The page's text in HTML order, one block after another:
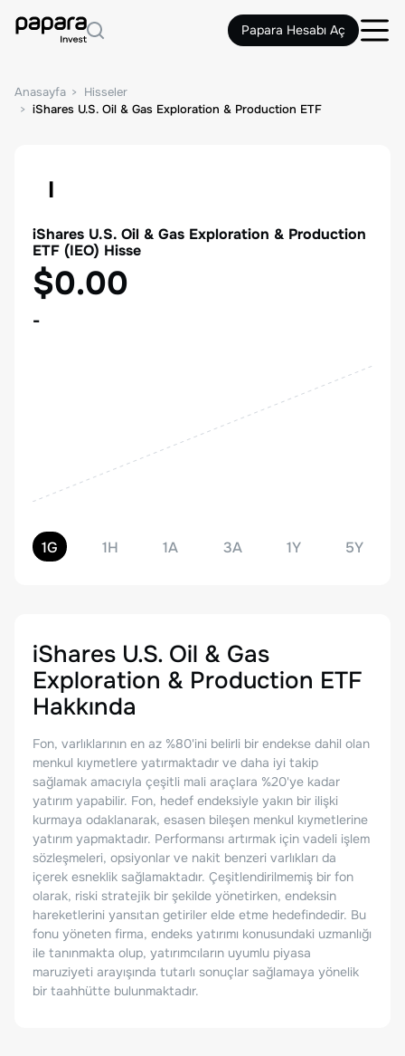
Papara Hesabı Aç
Anasayfa
Hisseler
iShares U.S. Oil & Gas Exploration & Production ETF
I
iShares U.S. Oil & Gas Exploration & Production
ETF (IEO) Hisse
$0.00
-
1G 1H 1A 3A 1Y 5Y
iShares U.S. Oil & Gas
Exploration & Production ETF
Hakkında
Fon, varlıklarının en az %80'ini belirli bir endekse dahil olan
menkul kıymetlere yatırmaktadır ve daha iyi takip
sağlamak amacıyla çeşitli mali araçlara %20'ye kadar
yatırım yapabilir. Fon, hedef endeksiyle yakın bir ilişki
kurmaya odaklanarak, esasen bileşen menkul kıymetlerine
yatırım yapmaktadır. Performansı artırmak için vadeli işlem
sözleşmeleri, opsiyonlar ve nakit benzeri varlıkları da
içerek esneklik sağlamaktadır. Çeşitlendirilmemiş bir fon
olarak, riski stratejik bir şekilde yönetirken, endeksin
hareketlerini yansıtan getiriler elde etme hedefindedir. Bu
fonu yöneten firma, endeks yatırımı konusundaki uzmanlığı
ile tanınmakta olup, yatırımcıların uyumlu piyasa
maruziyeti arayışında tutarlı sonuçlar sağlamaya yönelik
bir taahhütte bulunmaktadır.